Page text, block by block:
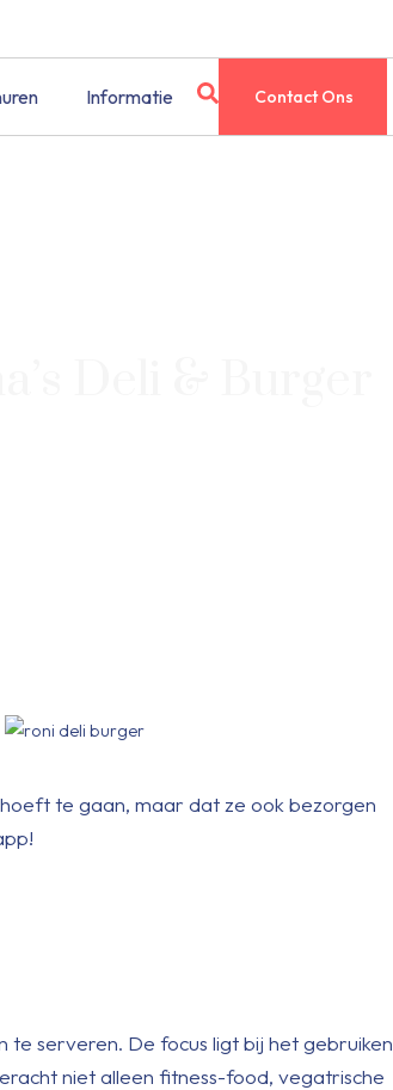
Informatie Contact Ons
te gaan, maar dat ze ook bezorgen
te serveren. De focus ligt bij het gebruiken
niet alleen fitness-food, vegatrische